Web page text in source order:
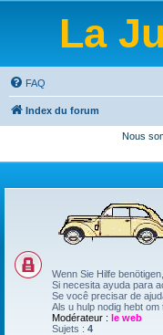
La
FAQ
Index du forum
Nous
Wenn Sie Hilfe
Si necesita ayuda para
Se você precisar de
Als u hulp nodig hebt
Modérateur : le web
Sujets : 4